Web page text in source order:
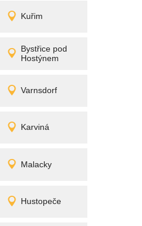
Kuřim
Detail
promítání
Bystřice pod
Hostýnem
Detail
promítání
Varnsdorf
Detail
promítání
Karviná
Detail
promítání
Malacky
Detail
promítání
Hustopeče
Detail
promítání